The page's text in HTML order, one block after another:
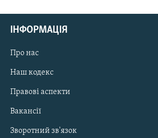
ІНФОРМАЦІЯ
Про нас
Наш кодекс
Правові аспекти
Вакансії
Зворотний зв'язок